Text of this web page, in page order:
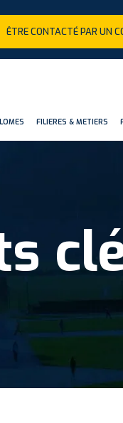
ÊTRE CONTACTÉ PAR UN
FILIERES & METIERS